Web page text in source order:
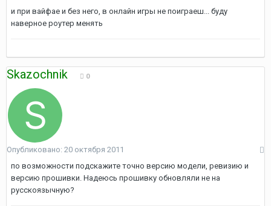
и при вайфае и без него, в онлайн игры не поиграеш... буду
наверное роутер менять
Skazochnik 0
Опубликовано: 20 октября 2011
по возможности подскажите точно версию модели, ревизию и
версию прошивки. Надеюсь прошивку обновляли не на
русскоязычную?